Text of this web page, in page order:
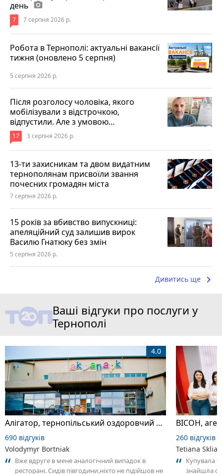
день photo_camera
7 7 серпня 2026 р.
Робота в Тернополі: актуальні вакансії
тижня (оновлено 5 серпня)
5 серпня 2026 р.
Після розголосу чоловіка, якого
мобілізували з відстрочкою,
відпустили. Але з умовою…
17 3 серпня 2026 р.
13-ти захисникам та двом видатним
тернополянам присвоїли звання
почесних громадян міста
7 серпня 2026 р.
15 років за вбивство випускниці:
апеляційний суд залишив вирок
Василю Гнатюку без змін
5 серпня 2026 р.
Дивитись ще keyboard_arrow_right
Ваші відгуки про послуги у
Тернополі
Алігатор, тернопільський оздоровчий комплекс
4.0
690 відгуків
Volodymyr Bortniak
Вже вдруге в мене аналогічний випадок в
ресторані. Сидів півгодини,ніхто не підійшов не
ВІСОН,
260 відгуків
Tetiana
Купувала
знайшла